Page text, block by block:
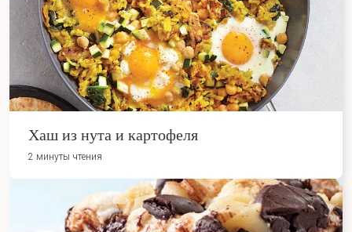
Хаш из нута и картофеля
2 минуты чтения